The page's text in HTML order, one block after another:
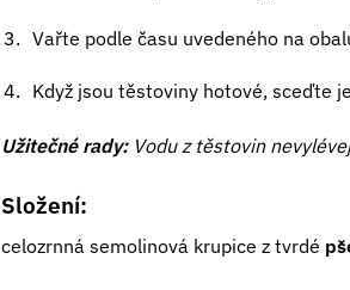
Vařte podle času uvedeného na
Když jsou těstoviny hotové, sceďte
Užitečné rady:Vodu z těstovin
Složení:
celozrnná semolinová krupice z tvrdé